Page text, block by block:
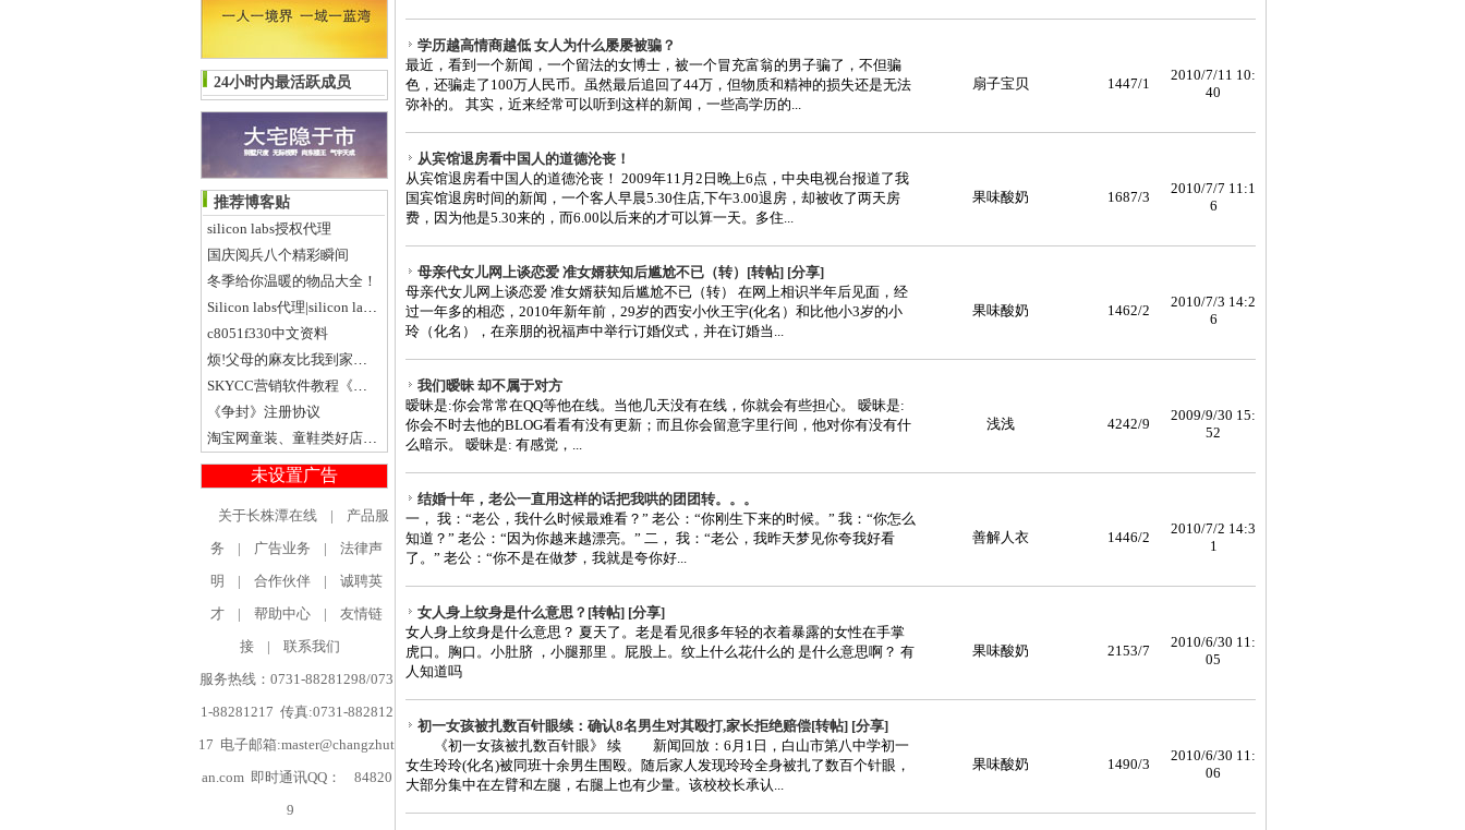
24小时内最活跃成员
推荐博客贴
silicon labs授权代理
国庆阅兵八个精彩瞬间
冬季给你温暖的物品大全！
Silicon labs代理|silicon labs授权代理|silicon代理|silicon授权...
c8051f330中文资料
烦!父母的麻友比我到家还早!
SKYCC营销软件教程《四》SNS博客群建使用
《争封》注册协议
淘宝网童装、童鞋类好店推荐！
未设置广告
学历越高情商越低 女人为什么屡屡被骗？
最近，看到一个新闻，一个留法的女博士，被一个冒充富翁的男子骗了，不但骗
色，还骗走了100万人民币。虽然最后追回了44万，但物质和精神的损失还是无法
弥补的。 其实，近来经常可以听到这样的新闻，一些高学历的...
扇子宝贝 1447/1
2010/7/11 10:
40
从宾馆退房看中国人的道德沦丧！
从宾馆退房看中国人的道德沦丧！ 2009年11月2日晚上6点，中央电视台报道了我
国宾馆退房时间的新闻，一个客人早晨5.30住店,下午3.00退房，却被收了两天房
费，因为他是5.30来的，而6.00以后来的才可以算一天。多住...
果味酸奶 1687/3
2010/7/7 11:1
6
母亲代女儿网上谈恋爱 准女婿获知后尴尬不已（转）[转帖] [分享]
母亲代女儿网上谈恋爱 准女婿获知后尴尬不已（转） 在网上相识半年后见面，经
过一年多的相恋，2010年新年前，29岁的西安小伙王宇(化名）和比他小3岁的小
玲（化名），在亲朋的祝福声中举行订婚仪式，并在订婚当...
果味酸奶 1462/2
2010/7/3 14:2
6
我们暧昧 却不属于对方
暧昧是:你会常常在QQ等他在线。当他几天没有在线，你就会有些担心。 暧昧是:
你会不时去他的BLOG看看有没有更新；而且你会留意字里行间，他对你有没有什
么暗示。 暧昧是: 有感觉，...
浅浅 4242/9
2009/9/30 15:
52
结婚十年，老公一直用这样的话把我哄的团团转。。。
一， 我：“老公，我什么时候最难看？” 老公：“你刚生下来的时候。” 我：“你怎么
知道？” 老公：“因为你越来越漂亮。” 二， 我：“老公，我昨天梦见你夸我好看
了。” 老公：“你不是在做梦，我就是夸你好...
善解人衣 1446/2
2010/7/2 14:3
1
女人身上纹身是什么意思？[转帖] [分享]
女人身上纹身是什么意思？ 夏天了。老是看见很多年轻的衣着暴露的女性在手掌
虎口。胸口。小肚脐 ，小腿那里 。屁股上。纹上什么花什么的 是什么意思啊？ 有
人知道吗
果味酸奶 2153/7
2010/6/30 11:
05
初一女孩被扎数百针眼续：确认8名男生对其殴打,家长拒绝赔偿[转帖] [分享]
《初一女孩被扎数百针眼》 续 新闻回放：6月1日，白山市第八中学初一
女生玲玲(化名)被同班十余男生围殴。随后家人发现玲玲全身被扎了数百个针眼，
大部分集中在左臂和左腿，右腿上也有少量。该校校长承认...
果味酸奶 1490/3
2010/6/30 11:
06
关于长株潭在线 |
产品服
务
| 广告业务 |
法律声
明
| 合作伙伴 |
诚聘英
才
| 帮助中心 |
友情链
接
|
联系我们
服务热线：0731-88281298/073
1-88281217 传真:0731-882812
17 电子邮箱:master@changzhut
an.com 即时通讯QQ：
84820
9